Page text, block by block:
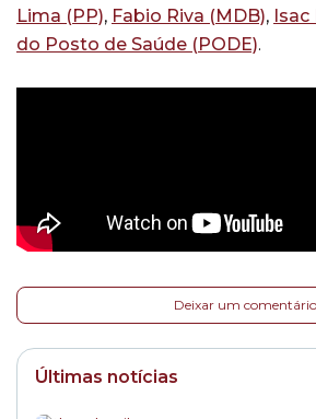
Lima (PP), Fabio Riva (MDB), Isac
do Posto de Saúde (PODE).
Deixar um comentário
Últimas notícias